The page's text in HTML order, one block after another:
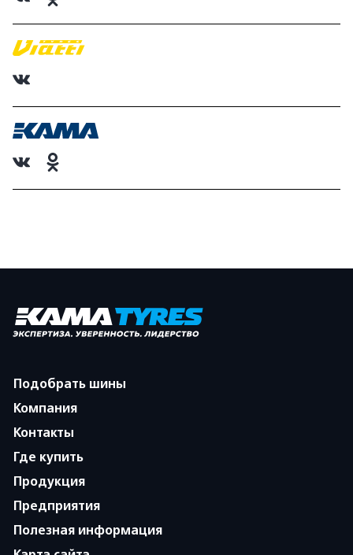
Подобрать шины
Компания
Контакты
Где купить
Продукция
Предприятия
Полезная информация